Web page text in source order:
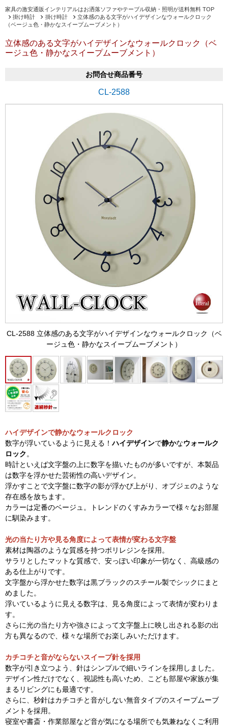
家具の激安通販インテリアルはお洒落ソファやテーブル収納・照明が送料無料 TOP
掛け時計
掛け時計
立体感のある文字がハイデザインなウォールクロック
（ベージュ色・静かなスイープムーブメント）
立体感のある文字がハイデザインなウォールクロック（ベ
ージュ色・静かなスイープムーブメント）
お問合せ商品番号
CL-2588
CL-2588 立体感のある文字がハイデザインなウォールクロック（ベ
ージュ色・静かなスイープムーブメント）
ハイデザインで静かなウォールクロック
数字が浮いているように見える！ハイデザインで静かなウォールク
ロック 。
時計といえば文字盤の上に数字を描いたものが多いですが、本製品
は数字を浮かせた芸術性の高いデザイン。
浮かすことで文字盤に数字の影が浮かび上がり、オブジェのような
存在感を放ちます。
カラーは定番のベージュ。トレンドのくすみカラーで様々なお部屋
に馴染みます。
光の当たり方や見る角度によって表情が変わる文字盤
素材は陶器のような質感を持つポリレジンを採用。
サラリとしたマットな質感で、安っぽい印象が一切なく、高級感の
ある仕上がりです。
文字盤から浮かせた数字は黒ブラックのスチール製でシックにまと
めました。
浮いているように見える数字は、見る角度によって表情が変わりま
す。
さらに光の当たり方や強さによって文字盤上に映し出される影の出
方も異なるので、様々な場所でお楽しみいただけます。
カチコチと音がならないスイープ針を採用
数字が引き立つよう、針はシンプルで細いラインを採用しました。
デザイン性だけでなく、視認性も高いため、こども部屋や家族が集
まるリビングにも最適です。
さらに、秒針はカチコチと音がしない無音タイプのスイープムーブ
メントを採用。
寝室や書斎・作業部屋など音が気になる場所でも気兼ねなくご利用